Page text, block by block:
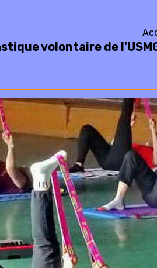
volontaire de